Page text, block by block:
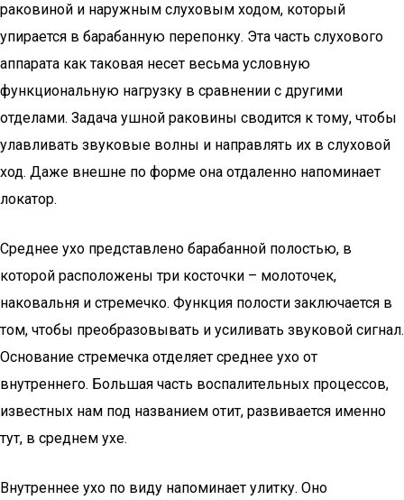
раковиной и наружным слуховым ходом, который
упирается в барабанную перепонку. Эта часть слухового
аппарата как таковая несет весьма условную
функциональную нагрузку в сравнении с другими
отделами. Задача ушной раковины сводится к тому, чтобы
улавливать звуковые волны и направлять их в слуховой
ход. Даже внешне по форме она отдаленно напоминает
локатор.
Среднее ухо представлено барабанной полостью, в
которой расположены три косточки – молоточек,
наковальня и стремечко. Функция полости заключается в
том, чтобы преобразовывать и усиливать звуковой сигнал.
Основание стремечка отделяет среднее ухо от
внутреннего. Большая часть воспалительных процессов,
известных нам под названием отит, развивается именно
тут, в среднем ухе.
Внутреннее ухо по виду напоминает улитку. Оно